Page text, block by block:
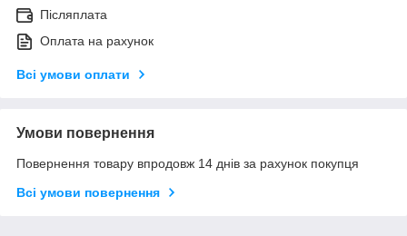
Післяплата
Оплата на рахунок
Всі умови оплати
Умови повернення
Повернення товару впродовж 14 днів за рахунок покупця
Всі умови повернення